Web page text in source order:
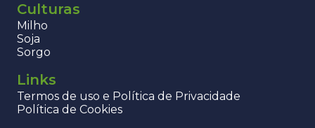
Culturas
Milho
Soja
Sorgo
Links
Termos de uso e Política de Privacidade
Política de Cookies